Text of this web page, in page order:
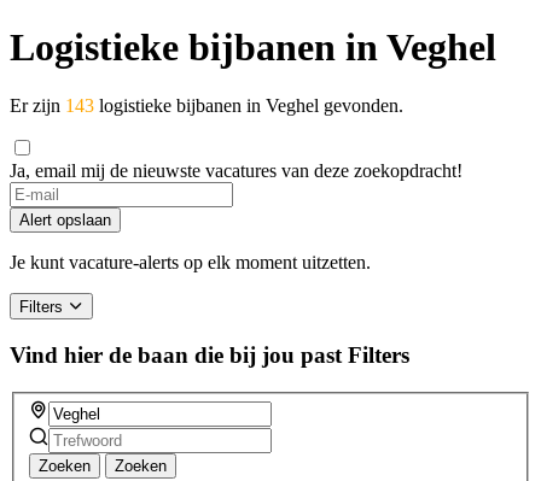
Logistieke bijbanen in Veghel
Er zijn 143 logistieke bijbanen in Veghel gevonden.
Ja, email mij de nieuwste vacatures van deze zoekopdracht!
Alert opslaan
Je kunt vacature-alerts op elk moment uitzetten.
Filters
Vind hier de baan die bij jou past Filters
Zoeken Zoeken